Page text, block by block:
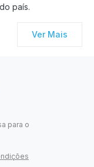
país.
Ver Mais
para o